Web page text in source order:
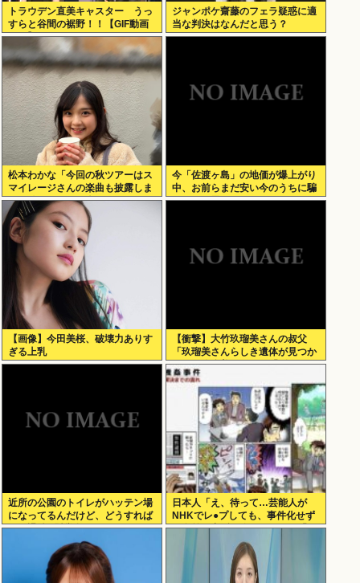
トラウデン直美キャスター うっ
すらと谷間の裾野！！【GIF動画
あり】
ジャンポケ齋藤のフェラ疑惑に適
当な判決はなんだと思う？
松本わかな「今回の秋ツアーはス
マイレージさんの楽曲も披露しま
す！嬉しすぎる！楽しみすぎ
る！」
今「佐渡ヶ島」の地価が爆上がり
中、お前らまだ安い今のうちに騙
されたと思って買っとけ！
【画像】今田美桜、破壊力ありす
ぎる上乳
【衝撃】大竹玖瑠美さんの叔父
「玖瑠美さんらしき遺体が見つか
った」玖瑠美さんの母「ギャー
！！ 」
近所の公園のトイレがハッテン場
になってるんだけど、どうすれば
ゲイ退治&懸賞金ゲットでき
日本人「え、待って…芸能人が
NHKでレ●プしても、事件化せず
に名前も出ずに終わり！？」「日
本でレ●プが少ないのってこうい